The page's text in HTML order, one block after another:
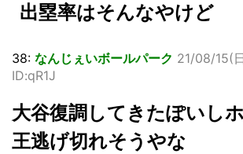
出塁率はそんなやけど
38: なんじぇいボールパーク 21/08/15(
ID:qR1J
大谷復調してきたぽいし
王逃げ切れそうやな